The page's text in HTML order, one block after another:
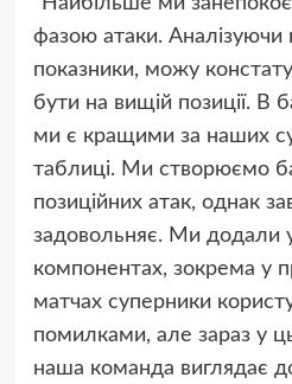
фазою атаки. Аналізуючи
показники, можу
бути на вищій позиції. В
ми є кращими за наших
таблиці. Ми створюємо
позиційних атак, однак
задовольняє. Ми додали
компонентах, зокрема у
матчах суперники
помилками, але зараз у
наша команда виглядає